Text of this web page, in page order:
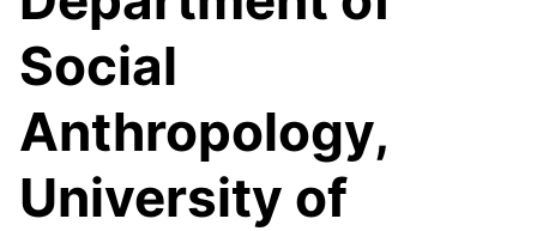
Social
Anthropology,
University of